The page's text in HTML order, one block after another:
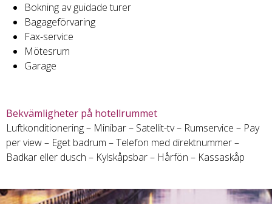
Bokning av guidade turer
Bagageförvaring
Fax-service
Mötesrum
Garage
Bekvämligheter på hotellrummet
Luftkonditionering – Minibar – Satellit-tv – Rumservice – Pay
per view – Eget badrum – Telefon med direktnummer –
Badkar eller dusch – Kylskåpsbar – Hårfön – Kassaskåp